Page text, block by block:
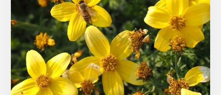
紹
介
を
行
い
ま
す